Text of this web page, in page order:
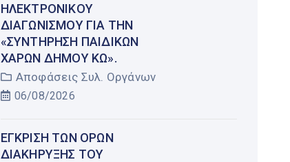
ΗΛΕΚΤΡΟΝΙΚΟΎ
ΔΙΑΓΩΝΙΣΜΟΎ ΓΙΑ ΤΗΝ
«ΣΥΝΤΉΡΗΣΗ ΠΑΙΔΙΚΏΝ
ΧΑΡΏΝ ΔΉΜΟΥ ΚΩ».
Αποφάσεις Συλ. Οργάνων
06/08/2026
ΈΓΚΡΙΣΗ ΤΩΝ ΌΡΩΝ
ΔΙΑΚΉΡΥΞΗΣ ΤΟΥ